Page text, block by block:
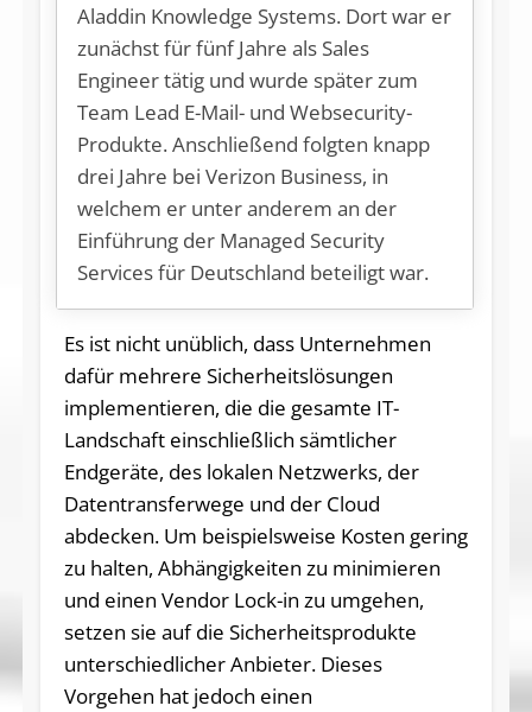
Aladdin Knowledge Systems. Dort war er
zunächst für fünf Jahre als Sales
Engineer tätig und wurde später zum
Team Lead E-Mail- und Websecurity-
Produkte. Anschließend folgten knapp
drei Jahre bei Verizon Business, in
welchem er unter anderem an der
Einführung der Managed Security
Services für Deutschland beteiligt war.
Es ist nicht unüblich, dass Unternehmen
dafür mehrere Sicherheitslösungen
implementieren, die die gesamte IT-
Landschaft einschließlich sämtlicher
Endgeräte, des lokalen Netzwerks, der
Datentransferwege und der Cloud
abdecken. Um beispielsweise Kosten gering
zu halten, Abhängigkeiten zu minimieren
und einen Vendor Lock-in zu umgehen,
setzen sie auf die Sicherheitsprodukte
unterschiedlicher Anbieter. Dieses
Vorgehen hat jedoch einen